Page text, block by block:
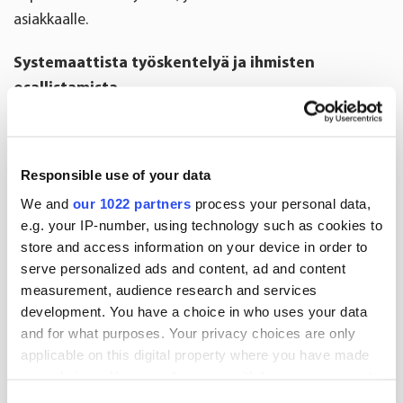
Responsible use of your data
We and our 1022 partners process your personal data,
e.g. your IP-number, using technology such as cookies to
store and access information on your device in order to
serve personalized ads and content, ad and content
measurement, audience research and services
development. You have a choice in who uses your data
and for what purposes. Your privacy choices are only
applicable on this digital property where you have made
asiakkaalle.
Systemaattista työskentelyä ja ihmisten
osallistamista
asioita kehittämisen näkökulmasta. Joissakin
projekteissa Lean Manager saattaa toimia
projektipäällikkönä itse, joissakin enemmän sparraajan
ja valmentajan roolissa.
- Isompien projektien lisäksi kiinnitämme jatkossa
entistä enemmän huomioita jatkuvaan kehittymiseen
ja pienempien parannusten toteuttamiseen. Tällöin